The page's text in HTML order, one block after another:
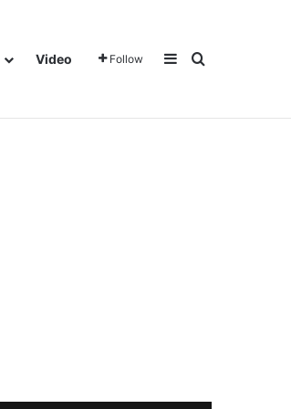
Video Follow Sidebar
Traži